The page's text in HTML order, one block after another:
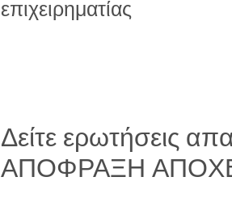
επιχειρηματίας
Δείτε ερωτήσεις
ΑΠΟΦΡΑΞΗ